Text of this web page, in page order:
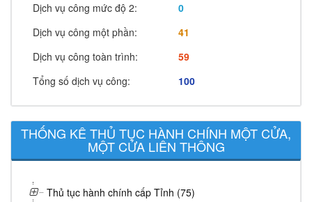
Dịch vụ công mức độ 2:
0
Dịch vụ công một phần:
41
Dịch vụ công toàn trình:
59
Tổng số dịch vụ công:
100
THỐNG KÊ THỦ TỤC HÀNH CHÍNH MỘT CỬA,
MỘT CỬA LIÊN THÔNG
Thủ tục hành chính cấp Tỉnh (75)